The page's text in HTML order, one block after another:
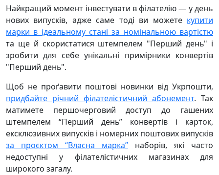
Найкращий момент інвестувати в філателію — у день
нових випусків, адже саме тоді ви можете купити
марки в ідеальному стані за номінальною вартістю
та ще й скористатися штемпелем "Перший день" і
зробити для себе унікальні примірники конвертів
"Перший день".
Щоб не проґавити поштові новинки від Укрпошти,
придбайте річний філателістичний абонемент. Так
матимете першочерговий доступ до гашених
штемпелем “Перший день” конвертів і карток,
ексклюзивних випусків і номерних поштових випусків
за проєктом “Власна марка” наборів, які часто
недоступні у філателістичних магазинах для
широкого загалу.